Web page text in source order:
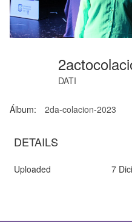
DATI
Álbum: 2da-colacion-2023
DETAILS
Uploaded 7